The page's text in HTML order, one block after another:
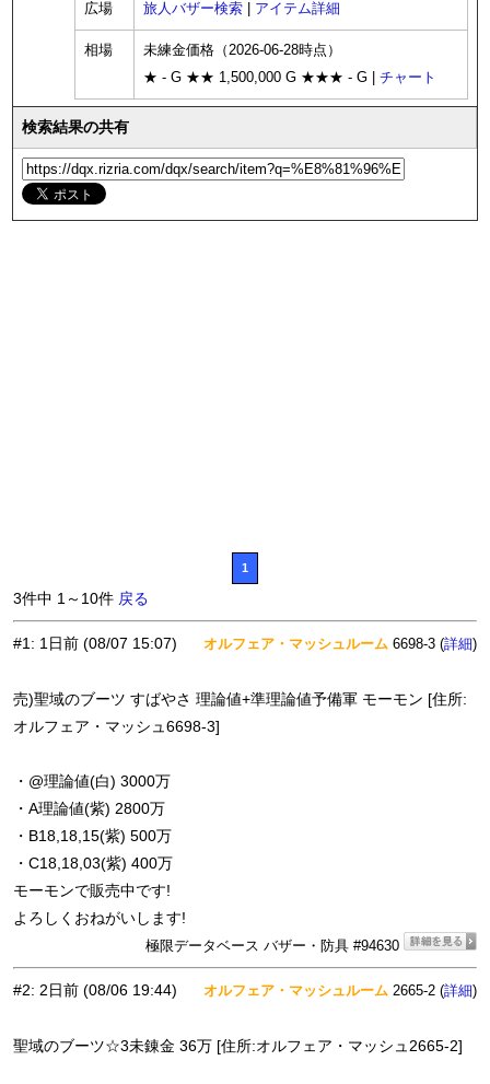
広場 旅人バザー検索 アイテム詳細
相場
未練金価格（2026-06-28時点）
★ - G ★★ 1,500,000 G ★★★ - G | チャート
検索結果の共有
1
3件中 1～10件 戻る
#1: 1日前 (08/07 15:07) オルフェア・マッシュルーム 6698-3 (詳細)
売)聖域のブーツ すばやさ 理論値+準理論値予備軍 モーモン [住所:
オルフェア・マッシュ6698-3]
・@理論値(白) 3000万
・A理論値(紫) 2800万
・B18,18,15(紫) 500万
・C18,18,03(紫) 400万
モーモンで販売中です!
よろしくおねがいします!
極限データベース バザー・防具 #94630
#2: 2日前 (08/06 19:44) オルフェア・マッシュルーム 2665-2 (詳細)
聖域のブーツ☆3未錬金 36万 [住所:オルフェア・マッシュ2665-2]